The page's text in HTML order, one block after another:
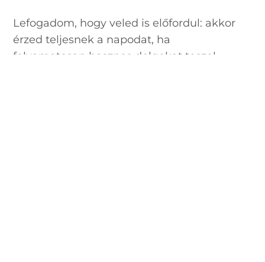
Lefogadom, hogy veled is előfordul: akkor
érzed teljesnek a napodat, ha
folyamatosan hasznos dolgokat teszel.